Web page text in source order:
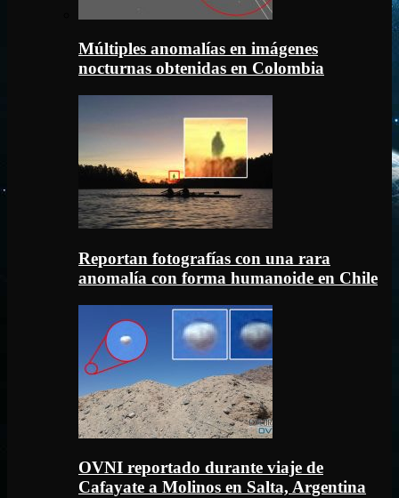
Múltiples anomalías en imágenes
nocturnas obtenidas en Colombia
Reportan fotografías con una rara
anomalía con forma humanoide en Chile
OVNI reportado durante viaje de
Cafayate a Molinos en Salta, Argentina